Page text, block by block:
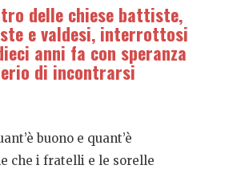
delle chiese battiste,
e valdesi, interrottosi
anni fa con speranza
di incontrarsi
buono e quant’è
che i fratelli e le sorelle